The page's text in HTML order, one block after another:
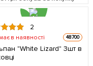
2
в наявності 48700
"White Lizard" 3шт в